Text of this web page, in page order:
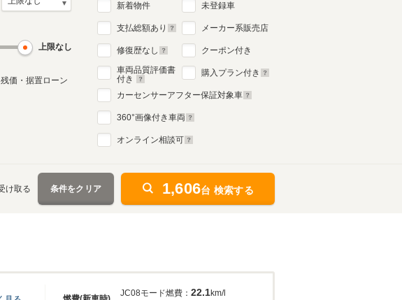
産モデル
2002年2月～2007年11月
上限なし
残価・据置ローン
新着物件
支払総額あり
修復歴なし
車両品質評価書
付き
未登録車
メーカー系販売店
クーポン付き
購入プラン付き
カーセンサーアフター保証対象車
360°画像付き車両
オンライン相談可
け取る 条件をクリア 1,606台 検索する
燃費(新車時)
JC08モード燃費： 22.1km/l